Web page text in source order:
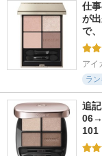
仕
が
で
アイ
ラ
追